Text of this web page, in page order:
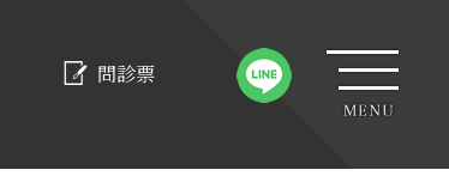
問診票